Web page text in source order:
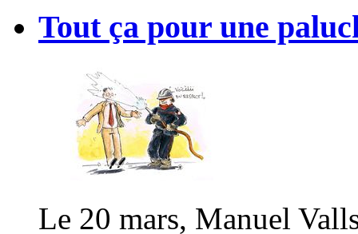
Tout ça pour une
Le 20 mars, Manuel